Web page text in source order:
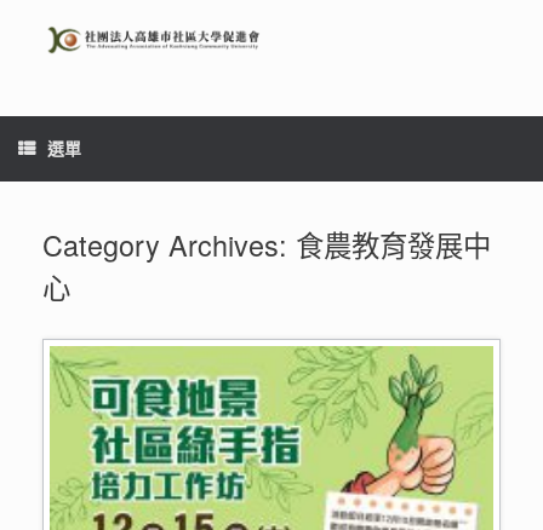
content
選單
Category Archives: 食農教育發展中
心